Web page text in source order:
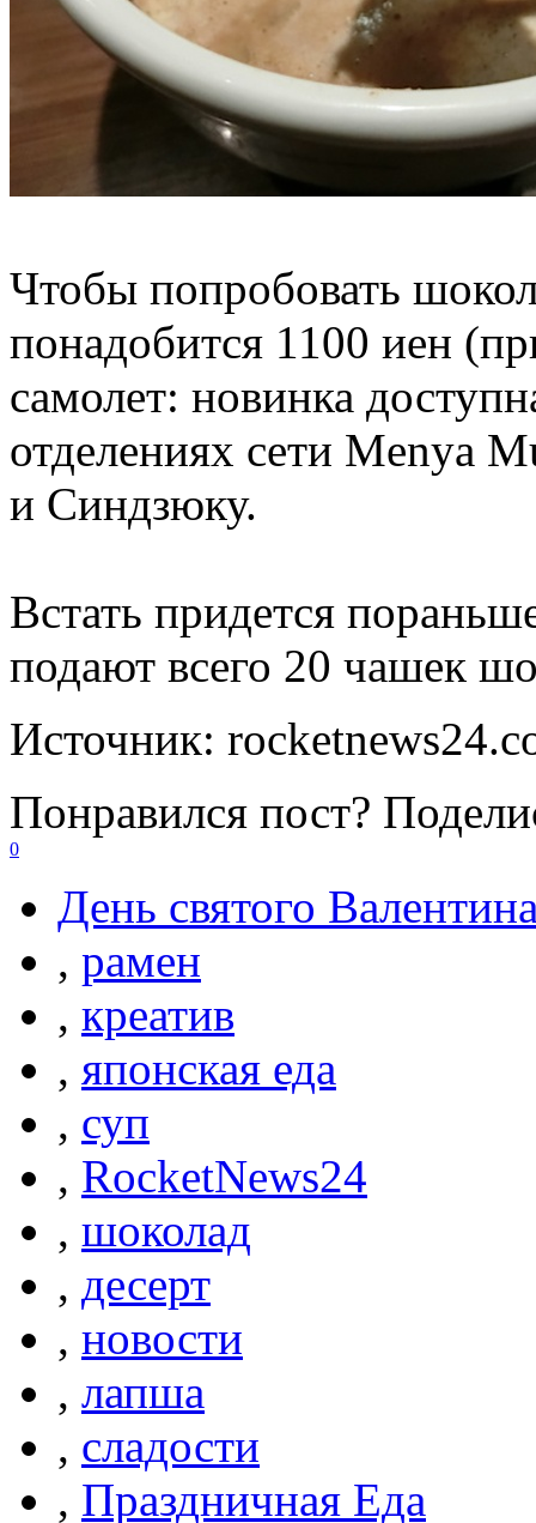
Чтобы попробовать
понадобится 1100 иен
самолет: новинка
отделениях сети Menya
и Синдзюку.
Встать придется
подают всего 20 чашек
Источник:
Понравился пост?
0
День святого
, рамен
, креатив
, японская еда
, суп
, RocketNews24
, шоколад
, десерт
, новости
, лапша
, сладости
, Праздничная Еда